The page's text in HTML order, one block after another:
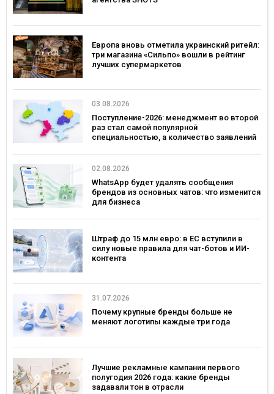
Европа вновь отметила украинский ритейл:
три магазина «Сильпо» вошли в рейтинг
лучших супермаркетов
03.08.2026
Поступление-2026: менеджмент во второй
раз стал самой популярной
специальностью, а количество заявлений
02.08.2026
WhatsApp будет удалять сообщения
брендов из основных чатов: что изменится
для бизнеса
Штраф до 15 млн евро: в ЕС вступили в
силу новые правила для чат-ботов и ИИ-
контента
31.07.2026
Почему крупные бренды больше не
меняют логотипы каждые три года
Лучшие рекламные кампании первого
полугодия 2026 года: какие бренды
задавали тон в отрасли